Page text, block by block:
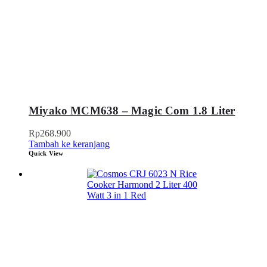
Miyako MCM638 – Magic Com 1.8 Liter
Rp268.900
Tambah ke keranjang
Quick View